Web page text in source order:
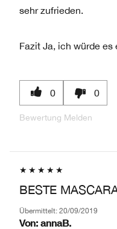
sehr zufrieden.
Fazit Ja, ich würde es
0 0
Bewertung Melden
BESTE
Übermittelt: 20/09/2019
Von: annaB.